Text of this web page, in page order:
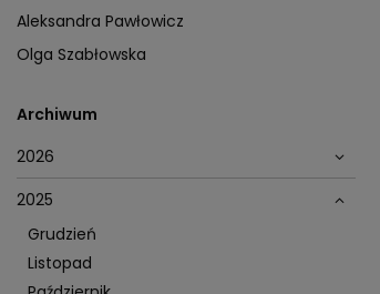
Aleksandra Pawłowicz
Olga Szabłowska
Archiwum
2026
2025
Grudzień
Listopad